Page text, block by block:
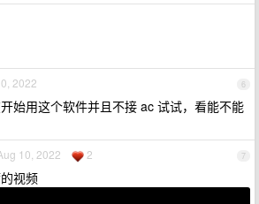
6
2022
始用这个软件并且不接 ac 试试，看能不能
7
10, 2022 2
视频